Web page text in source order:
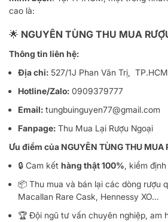
cao là:
🌟 NGUYÊN TÙNG THU MUA
Thông tin liên hệ:
Địa chỉ: 527/1J Phan Văn Trị, TP.HCM
Hotline/Zalo: 0909379777
Email: tungbuinguyen77@gmail.com
Fanpage: Thu Mua Lại Rượu Ngoại
Ưu điểm của NGUYÊN TÙNG THU MUA
🔒 Cam kết hàng thật 100%, kiểm
📦 Thu mua và bán lại các dòng rượu
Macallan Rare Cask, Hennessy XO…
🏆 Đội ngũ tư vấn chuyên nghiệp, am